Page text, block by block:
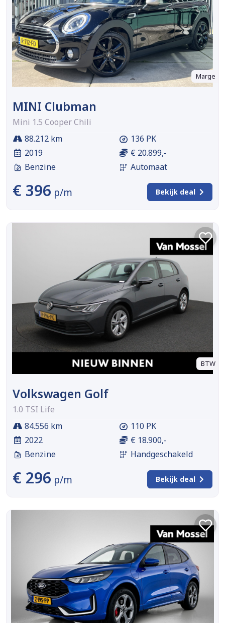
Marge
MINI Clubman
Mini 1.5 Cooper Chili
88.212 km
2019
Benzine
136 PK
€ 20.899,-
Automaat
€ 396 p/m Bekijk deal
BTW
Volkswagen Golf
1.0 TSI Life
84.556 km
2022
Benzine
110 PK
€ 18.900,-
Handgeschakeld
€ 296 p/m Bekijk deal